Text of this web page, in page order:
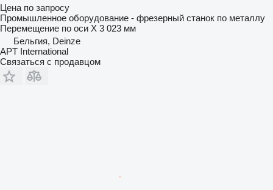
Цена по запросу
Промышленное оборудование - фрезерный станок по металлу
Перемещение по оси X 3 023 мм
Бельгия, Deinze
APT International
Связаться с продавцом